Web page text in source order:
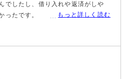
でしたし、借り入れや返済がしや
ったです。
もっと詳しく読む